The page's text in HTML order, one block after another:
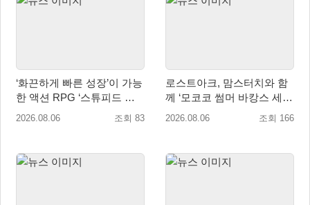
‘화끈하게 빠른 성장’이 가능
한 액션 RPG ‘스튜피드 네
버 다이즈’ 패키지판 예약판
2026.08.06 조회 83
로스트아크, 맘스터치와 함
께 ‘모코코 썸머 바캉스 세
트’ 출시
2026.08.06 조회 166